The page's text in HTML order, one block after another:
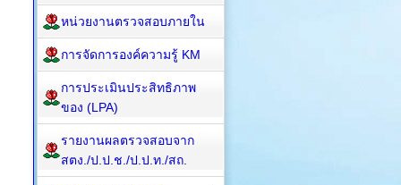
หน่วยงานตรวจสอบภายใน
การจัดการองค์ความรู้ KM
การประเมินประสิทธิภาพ
ของ (LPA)
รายงานผลตรวจสอบจาก
สตง./ป.ป.ช./ป.ป.ท./สถ.